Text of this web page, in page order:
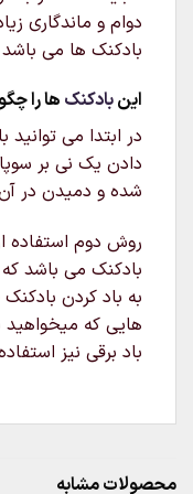
دوام و ماندگاری
بادکنک ها می
اینبادکنک ها را
در ابتدا می
دادن یک نی بر
شده و دمیدن در آن
روش دوم استفاده
بادکنک می باشد که
به باد کردن
هایی که میخواهید
باد برقی نیز
محصولات مشابه